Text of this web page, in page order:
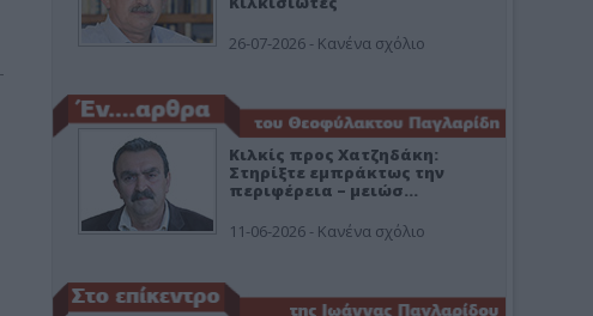
26-07-2026 - Κανένα σχόλιο
Κιλκίς προς Χατζηδάκη:
Στηρίξτε εμπράκτως την
περιφέρεια – μειώσ…
11-06-2026 - Κανένα σχόλιο